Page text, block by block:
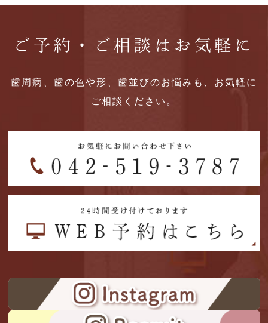
ご予約・ご相談はお気軽に
歯周病、歯の色や形、歯並びのお悩みも、お気軽に
ご相談ください。